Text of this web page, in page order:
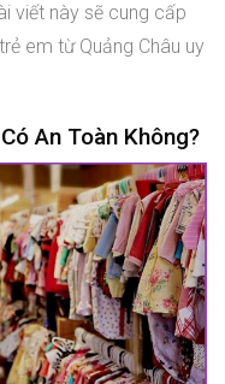
viết này sẽ cung cấp
em từ Quảng Châu uy
An Toàn Không?